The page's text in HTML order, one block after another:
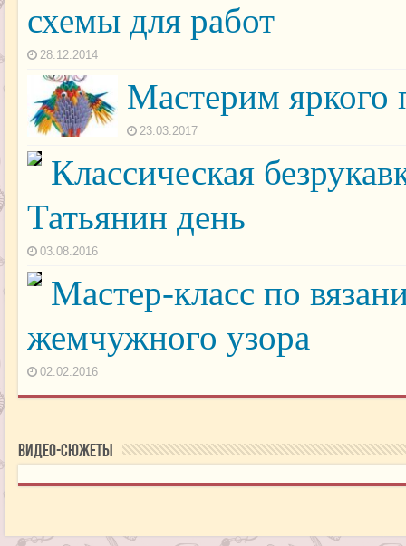
схемы для работ
28.12.2014
Мастерим яркого
23.03.2017
Классическая
Татьянин день
03.08.2016
Мастер-класс по
жемчужного узора
02.02.2016
Видео-сюжеты